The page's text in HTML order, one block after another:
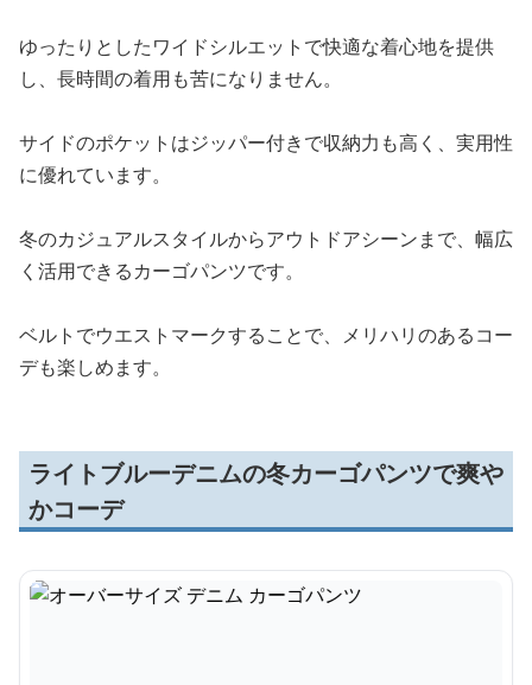
ゆったりとしたワイドシルエットで快適な着心地を提供
し、長時間の着用も苦になりません。
サイドのポケットはジッパー付きで収納力も高く、実用性
に優れています。
冬のカジュアルスタイルからアウトドアシーンまで、幅広
く活用できるカーゴパンツです。
ベルトでウエストマークすることで、メリハリのあるコー
デも楽しめます。
ライトブルーデニムの冬カーゴパンツで爽や
かコーデ